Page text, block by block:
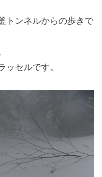
トンネルからの歩きで
ッセルです。